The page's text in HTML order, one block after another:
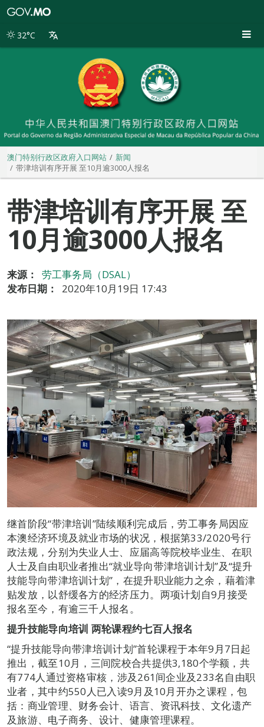
别
32°C
澳门特别行政区政府入口网站
新闻
带津培训有序开展 至10月逾3000人报名
带津培训有序开展 至
10月逾3000人报名
来源：
劳工事务局（DSAL）
发布日期：
2020年10月19日 17:43
继首阶段“带津培训”陆续顺利完成后，劳工事务局因应
本澳经济环境及就业市场的状况，根据第33/2020号行
政法规，分别为失业人士、应届高等院校毕业生、在职
人士及自由职业者推出“就业导向带津培训计划”及“提升
技能导向带津培训计划”，在提升职业能力之余，藉着津
贴发放，以舒缓各方的经济压力。两项计划自9月接受
报名至今，有逾三千人报名。
提升技能导向培训 两轮课程约七百人报名
“提升技能导向带津培训计划”首轮课程于本年9月7日起
推出，截至10月，三间院校合共提供3,180个学额，共
有774人通过资格审核，涉及261间企业及233名自由职
业者，其中约550人已入读9月及10月开办之课程，包
括：商业管理、财务会计、语言、资讯科技、文化遗产
及旅游、电子商务、设计、健康管理课程。